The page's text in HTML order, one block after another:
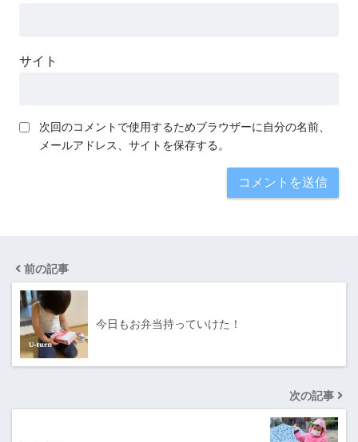
サイト
次回のコメントで使用するためブラウザーに自分の名前、
メールアドレス、サイトを保存する。
前の記事
今日もお弁当持っていけた！
次の記事